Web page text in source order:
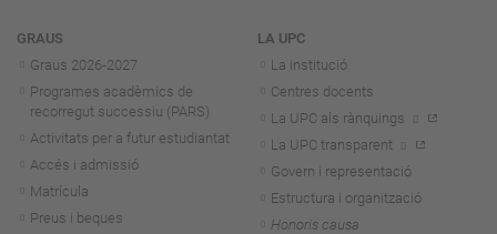
Navegació
GRAUS
Graus 2026-2027
Programes acadèmics de
recorregut successiu (PARS)
Activitats per a futur estudiantat
Accés i admissió
Matrícula
Preus i beques
LA UPC
La institució
Centres docents
La UPC als rànquings
La UPC transparent
Govern i representació
Estructura i organització
Honoris causa